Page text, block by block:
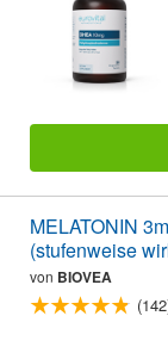
MELATONIN
(stufenweise
von BIOVEA